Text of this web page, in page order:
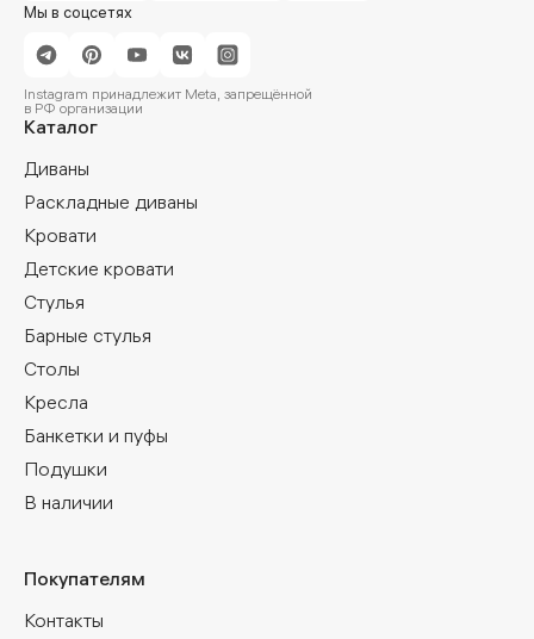
Мы в соцсетях
Instagram принадлежит Meta, запрещённой
в РФ организации
Каталог
Диваны
Раскладные диваны
Кровати
Детские кровати
Стулья
Барные стулья
Столы
Кресла
Банкетки и пуфы
Подушки
В наличии
Покупателям
Контакты